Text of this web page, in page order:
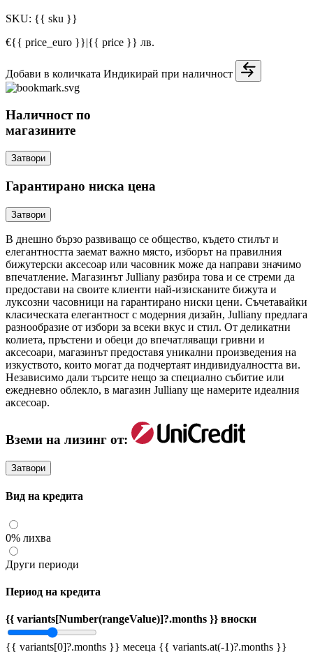
SKU: {{ sku }}
€{{ price_euro }}|{{ price }} лв.
Добави в количката Индикирай при наличност
Наличност по
магазините
Затвори
Гарантирано ниска цена
Затвори
В днешно бързо развиващо се общество, където стилът и
елегантността заемат важно място, изборът на правилния
бижутерски аксесоар или часовник може да направи значимо
впечатление. Магазинът Julliany разбира това и се стреми да
предостави на своите клиенти най-изисканите бижута и
луксозни часовници на гарантирано ниски цени. Съчетавайки
класическата елегантност с модерния дизайн, Julliany предлага
разнообразие от избори за всеки вкус и стил. От деликатни
колиета, пръстени и обеци до впечатляващи гривни и
аксесоари, магазинът предоставя уникални произведения на
изкуството, които могат да подчертаят индивидуалността ви.
Независимо дали търсите нещо за специално събитие или
ежедневно облекло, в магазин Julliany ще намерите идеалния
аксесоар.
Вземи на лизинг от:
Затвори
Вид на кредита
0% лихва
Други периоди
Период на кредита
{{ variants[Number(rangeValue)]?.months }} вноски
{{ variants[0]?.months }} месеца {{ variants.at(-1)?.months }}